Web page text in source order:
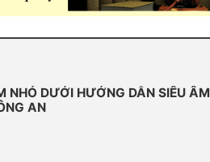
NHỎ DƯỚI HƯỚNG DẪN SIÊU ÂM
AN